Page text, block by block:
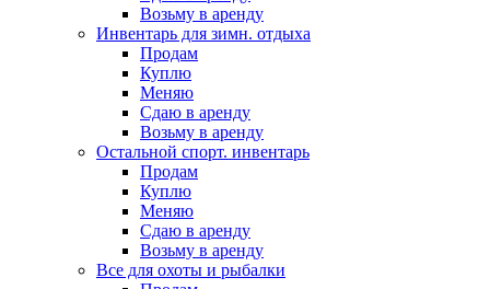
Возьму в аренду
Инвентарь для зимн. отдыха
Продам
Куплю
Меняю
Сдаю в аренду
Возьму в аренду
Остальной спорт. инвентарь
Продам
Куплю
Меняю
Сдаю в аренду
Возьму в аренду
Все для охоты и рыбалки